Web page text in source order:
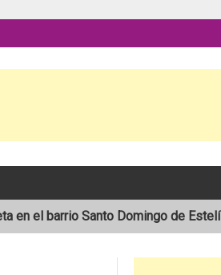
en el barrio Santo Domingo de Estelí